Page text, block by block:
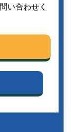
い合わせく